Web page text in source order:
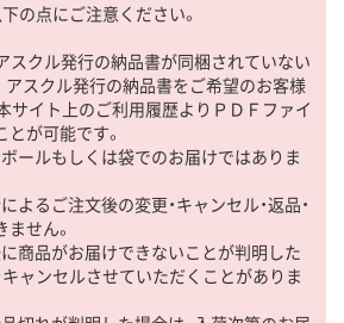
の点にご注意ください。
スクル発行の納品書が同梱されていない
アスクル発行の納品書をご希望のお客様
サイト上のご利用履歴よりＰＤＦファイ
が可能です。
ボールもしくは袋でのお届けではありま
よるご注文後の変更・キャンセル・返品・
せん。
に商品がお届けできないことが判明した
キャンセルさせていただくことがありま